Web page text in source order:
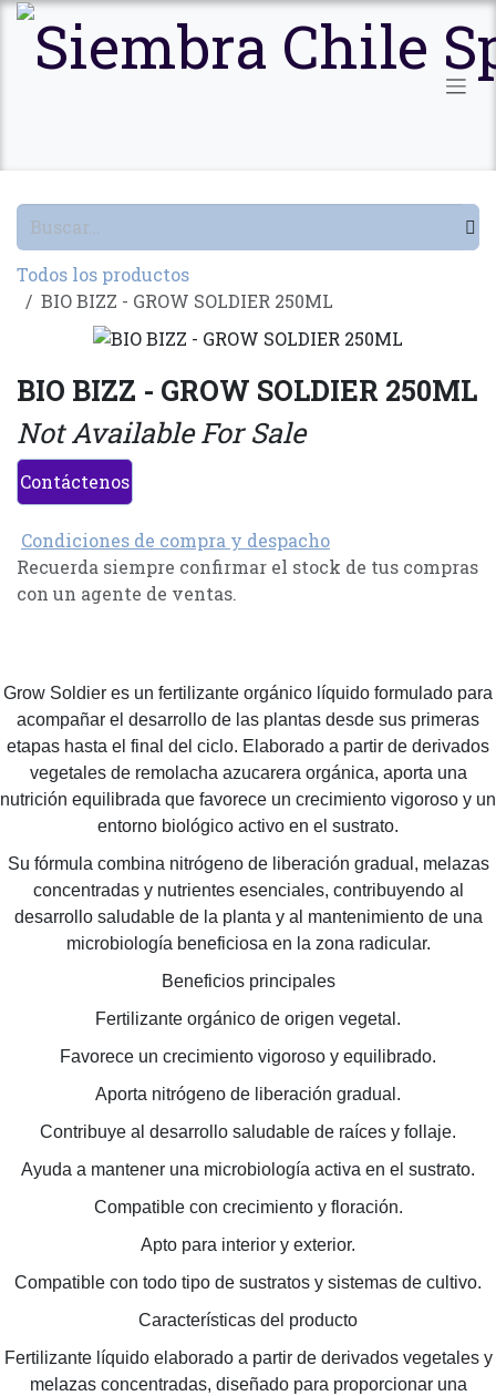
Ir al contenido
Todos los productos
BIO BIZZ - GROW SOLDIER 250ML
BIO BIZZ - GROW SOLDIER 250ML
Not Available For Sale
Contáctenos
Condiciones de compra y despacho
Recuerda siempre confirmar el stock de tus compras
con un agente de ventas.
Grow Soldier es un fertilizante orgánico líquido formulado para
acompañar el desarrollo de las plantas desde sus primeras
etapas hasta el final del ciclo. Elaborado a partir de derivados
vegetales de remolacha azucarera orgánica, aporta una
nutrición equilibrada que favorece un crecimiento vigoroso y un
entorno biológico activo en el sustrato.
Su fórmula combina nitrógeno de liberación gradual, melazas
concentradas y nutrientes esenciales, contribuyendo al
desarrollo saludable de la planta y al mantenimiento de una
microbiología beneficiosa en la zona radicular.
Beneficios principales
Fertilizante orgánico de origen vegetal.
Favorece un crecimiento vigoroso y equilibrado.
Aporta nitrógeno de liberación gradual.
Contribuye al desarrollo saludable de raíces y follaje.
Ayuda a mantener una microbiología activa en el sustrato.
Compatible con crecimiento y floración.
Apto para interior y exterior.
Compatible con todo tipo de sustratos y sistemas de cultivo.
Características del producto
Fertilizante líquido elaborado a partir de derivados vegetales y
melazas concentradas, diseñado para proporcionar una